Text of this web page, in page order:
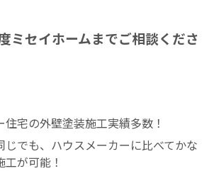
ミセイホームまでご相談くださ
宅の外壁塗装施工実績多数！
じでも、ハウスメーカーに比べてかな
が可能！